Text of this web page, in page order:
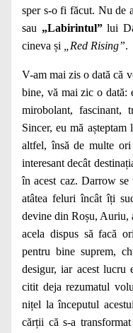
sper s-o fi făcut. Nu de
sau „Labirintul”lui
cineva și
„Red Rising”.
V-am mai zis o dată că
bine, vă mai zic o dată:
mirobolant, fascinant,
Sincer, eu mă
altfel, însă de multe
interesant decât
în acest caz. Darrow
atâtea feluri încât îți
devine din Roșu, Auriu,
acela dispus să facă
pentru bine suprem,
desigur, iar acest lucru
citit deja rezumatul
nițel la începutul
cărții că s-a